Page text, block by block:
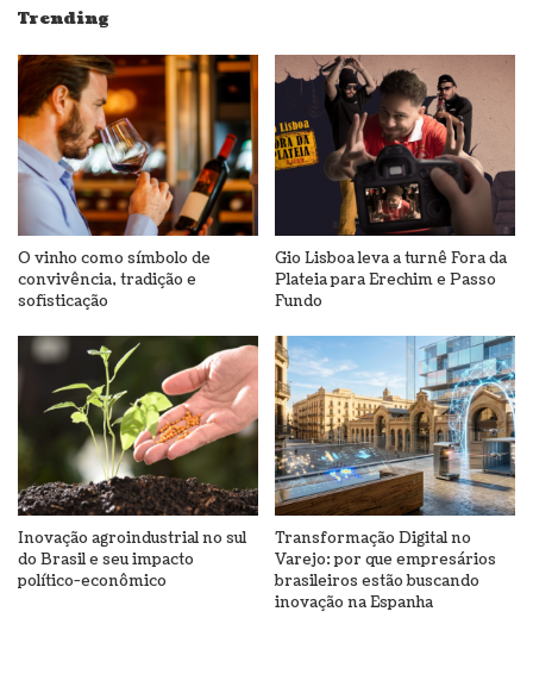
Trending
O vinho como símbolo de
convivência, tradição e
sofisticação
Gio Lisboa leva a turnê Fora da
Plateia para Erechim e Passo
Fundo
Inovação agroindustrial no sul
do Brasil e seu impacto
político-econômico
Transformação Digital no
Varejo: por que empresários
brasileiros estão buscando
inovação na Espanha